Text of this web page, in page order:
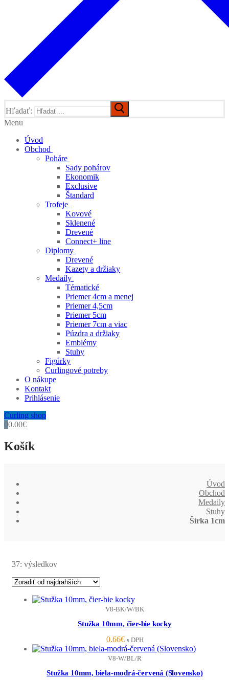
Hľadať:
Menu
Úvod
Obchod
Poháre
Sady pohárov
Ekonomik
Exclusive
Štandard
Trofeje
Kovové
Sklenené
Drevené
Connect+ line
Diplomy
Drevené
Kazety a držiaky
Medaily
Tématické
Priemer 4cm a menej
Priemer 4,5cm
Priemer 5cm
Priemer 7cm a viac
Púzdra a držiaky
Emblémy
Stuhy
Figúrky
Curlingové potreby
O nákupe
Kontakt
Prihlásenie
Curling shop
00.00€
Košík
Úvod
Obchod
Medaily
Stuhy
Šírka 1cm
37: výsledkov
V8-BK/W/BK
Stužka 10mm, čier-bie kocky
0.66€ s DPH
V8-W/BL/R
Stužka 10mm, biela-modrá-červená (Slovensko)